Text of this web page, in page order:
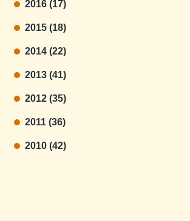
2016 (17)
2015 (18)
2014 (22)
2013 (41)
2012 (35)
2011 (36)
2010 (42)